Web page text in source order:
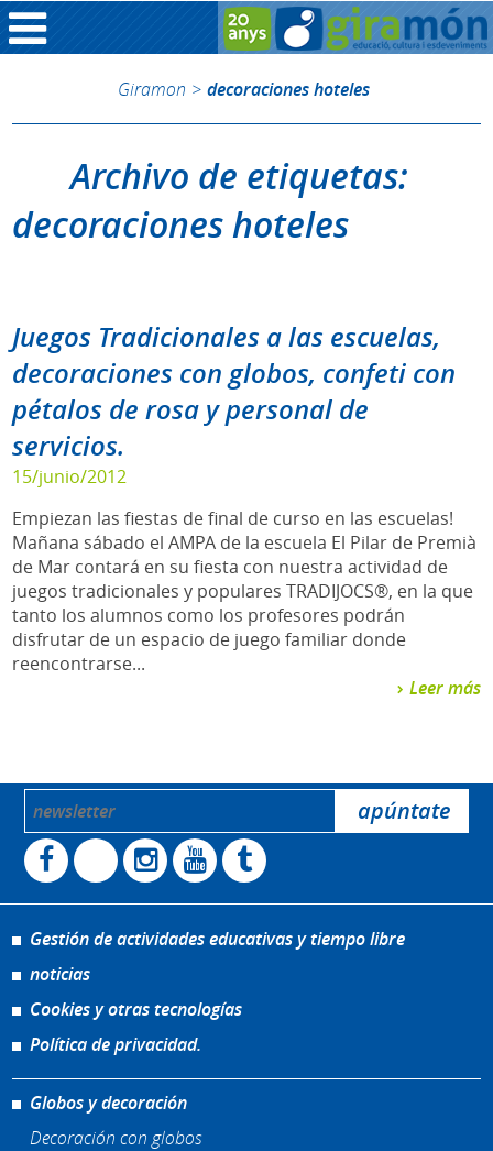
Giramon > decoraciones hoteles
Archivo de etiquetas:
decoraciones hoteles
Juegos Tradicionales a las escuelas,
decoraciones con globos, confeti con
pétalos de rosa y personal de
servicios.
15/junio/2012
Empiezan las fiestas de final de curso en las escuelas!
Mañana sábado el AMPA de la escuela El Pilar de Premià
de Mar contará en su fiesta con nuestra actividad de
juegos tradicionales y populares TRADIJOCS®, en la que
tanto los alumnos como los profesores podrán
disfrutar de un espacio de juego familiar donde
reencontrarse...
Leer más
Gestión de actividades educativas y tiempo libre
noticias
Cookies y otras tecnologías
Política de privacidad.
Globos y decoración
Decoración con globos